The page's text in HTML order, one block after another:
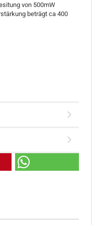
von 500mW
beträgt ca 400